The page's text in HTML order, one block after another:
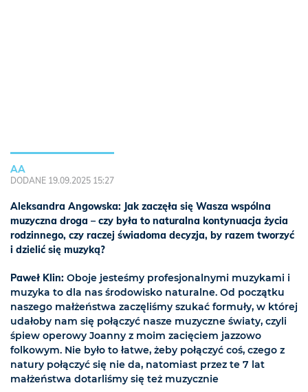
AA
DODANE 19.09.2025 15:27
Aleksandra Angowska: Jak zaczęła się Wasza wspólna
muzyczna droga – czy była to naturalna kontynuacja życia
rodzinnego, czy raczej świadoma decyzja, by razem tworzyć
i dzielić się muzyką?
Paweł Klin: Oboje jesteśmy profesjonalnymi muzykami i
muzyka to dla nas środowisko naturalne. Od początku
naszego małżeństwa zaczęliśmy szukać formuły, w której
udałoby nam się połączyć nasze muzyczne światy, czyli
śpiew operowy Joanny z moim zacięciem jazzowo
folkowym. Nie było to łatwe, żeby połączyć coś, czego z
natury połączyć się nie da, natomiast przez te 7 lat
małżeństwa dotarliśmy się też muzycznie